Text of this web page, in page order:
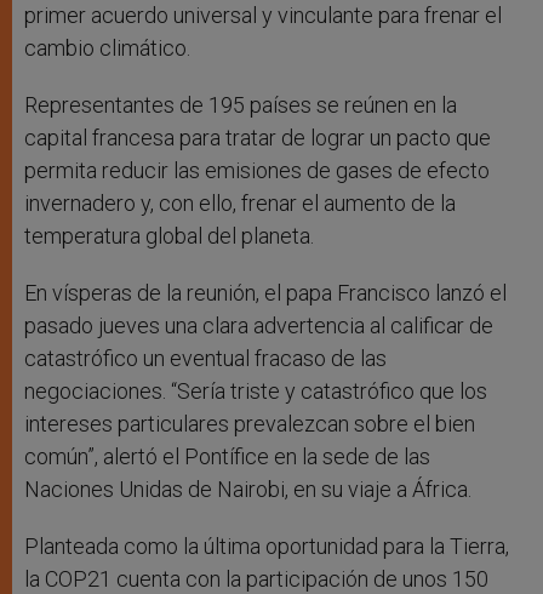
primer acuerdo universal y vinculante para frenar el
cambio climático.
Representantes de 195 países se reúnen en la
capital francesa para tratar de lograr un pacto que
permita reducir las emisiones de gases de efecto
invernadero y, con ello, frenar el aumento de la
temperatura global del planeta.
En vísperas de la reunión, el papa Francisco lanzó el
pasado jueves una clara advertencia al calificar de
catastrófico un eventual fracaso de las
negociaciones. “Sería triste y catastrófico que los
intereses particulares prevalezcan sobre el bien
común”, alertó el Pontífice en la sede de las
Naciones Unidas de Nairobi, en su viaje a África.
Planteada como la última oportunidad para la Tierra,
la COP21 cuenta con la participación de unos 150